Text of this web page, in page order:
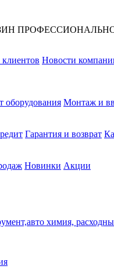
Новости
оборудования Монтаж и
Гарантия и возврат
Новинки Акции
химия,